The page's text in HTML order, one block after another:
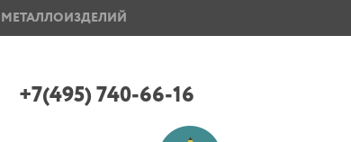
МЕТАЛЛОИЗДЕЛИЙ
+7(495) 740-66-16